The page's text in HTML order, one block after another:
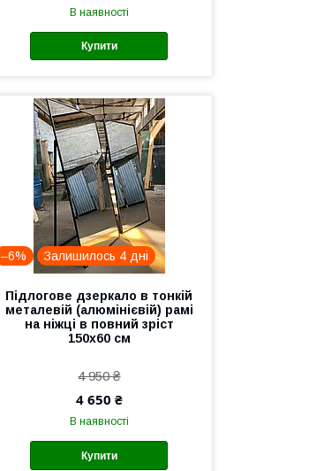
В наявності
Купити
–6% Залишилось 4 дні
Підлогове дзеркало в тонкій
металевій (алюмінієвій) рамі
на ніжці в повний зріст
150х60 см
4 950 ₴
4 650 ₴
В наявності
Купити